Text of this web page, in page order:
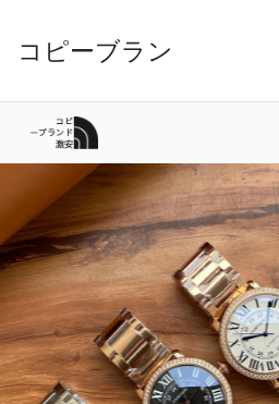
コピーブランド激安